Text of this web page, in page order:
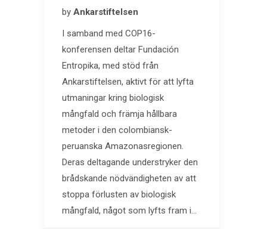
by Ankarstiftelsen
I samband med COP16-
konferensen deltar Fundación
Entropika, med stöd från
Ankarstiftelsen, aktivt för att lyfta
utmaningar kring biologisk
mångfald och främja hållbara
metoder i den colombiansk-
peruanska Amazonasregionen.
Deras deltagande understryker den
brådskande nödvändigheten av att
stoppa förlusten av biologisk
mångfald, något som lyfts fram i…